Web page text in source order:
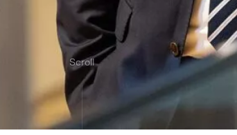
Scroll